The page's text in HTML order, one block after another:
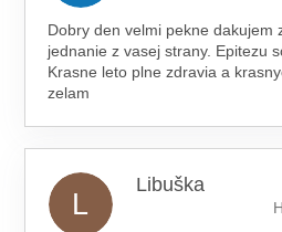
Dobry den velmi pekne dakujem
jednanie z vasej strany. Epitezu
Krasne leto plne zdravia a
zelam
L
Libuška